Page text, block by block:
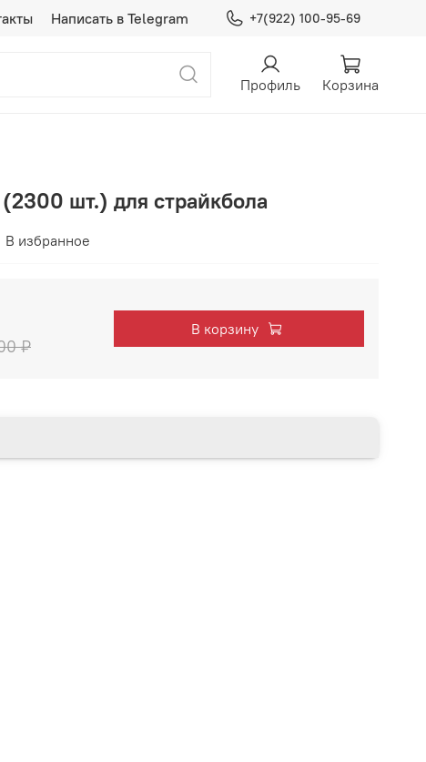
Написать в Telegram +7(922) 100-95-69
Профиль Корзина
шт.) для страйкбола
В избранное
₽
В корзину